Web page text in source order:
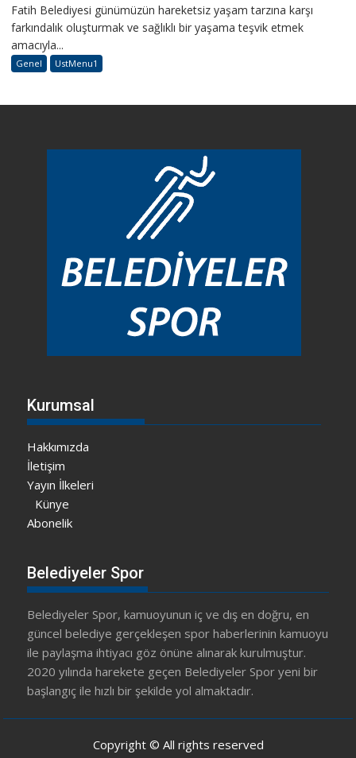
Fatih Belediyesi günümüzün hareketsiz yaşam tarzına karşı
farkındalık oluşturmak ve sağlıklı bir yaşama teşvik etmek
amacıyla...
Genel UstMenu1
Kurumsal
Hakkımızda
İletişim
Yayın İlkeleri
Künye
Abonelik
Belediyeler Spor
Belediyeler Spor, kamuoyunun iç ve dış en doğru, en
güncel belediye gerçekleşen spor haberlerinin kamuoyu
ile paylaşma ihtiyacı göz önüne alınarak kurulmuştur.
2020 yılında harekete geçen Belediyeler Spor yeni bir
başlangıç ile hızlı bir şekilde yol almaktadır.
Copyright © All rights reserved